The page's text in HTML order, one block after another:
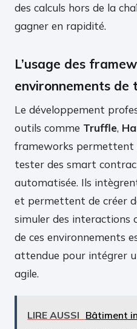
des calculs hors de la
gagner en rapidité.
L’usage des
environnements de
Le développement
outils comme Truffle,
frameworks permettent
tester des smart
automatisée. Ils
et permettent de créer
simuler des interactions
de ces environnements
attendue pour intégrer
agile.
LIRE AUSSI Bâtiment